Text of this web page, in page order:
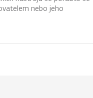
nebo jeho